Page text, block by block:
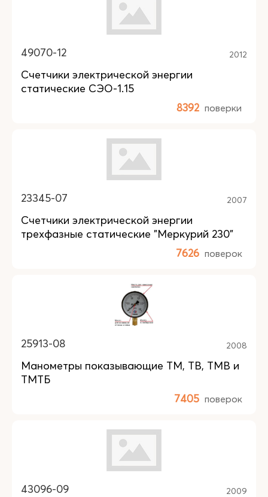
49070-12 2012
Счетчики электрической энергии
статические СЭО-1.15
8392 поверки
23345-07 2007
Счетчики электрической энергии
трехфазные статические "Меркурий 230"
7626 поверок
25913-08 2008
Манометры показывающие ТМ, ТВ, ТМВ и
ТМТБ
7405 поверок
43096-09 2009